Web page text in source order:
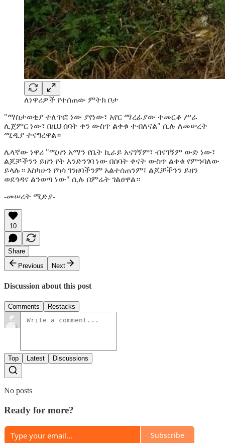
ለነዋሪዎች የተሰጠው ምትክ ቦታ
"ማስታወቂያ ተለጥፎ ነው ያየነው፣ አየር ማረፊያው ተመርቆ ሥራ
ሊጀምር ነው፣ በዚህ ሰባት ቀን ውስጥ ልቀቁ ተብለናል" ሲሉ ለመሠረት
ሚዲያ ተናግረዋል።
ሌላኛው ነዋሪ "ሚዛን አማን የቤት ኪራይ አናገኝም፣ ብናገኝም ውድ ነው፣
ልጆቻችንን ይዘን የት እንድንገባ ነው በሰባት ቀናት ውስጥ ልቀቁ የምንባለው
ይላሉ። እስካሁን የካሳ ገንዘባችንም አልተሰጠንም፣ ልጆቻችንን ይዘን
ወደጎዳና ልንወጣ ነው" ሲሉ በምሬት ገልፀዋል።
-መሠረት ሚድያ-
10
Share
Previous
Next
Discussion about this post
Comments Restacks
Top Latest Discussions
No posts
Ready for more?
Subscribe